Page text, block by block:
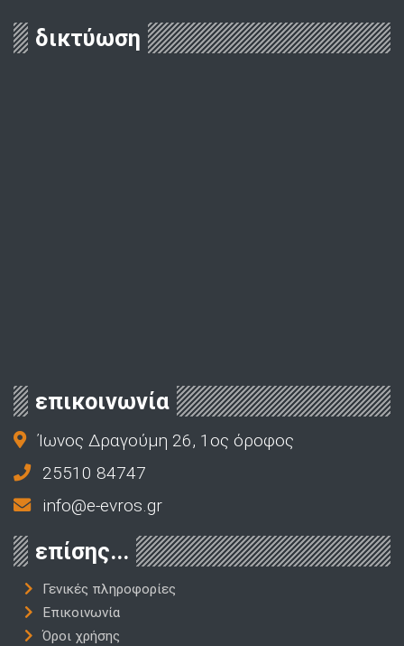
δικτύωση
επικοινωνία
Ίωνος Δραγούμη 26, 1ος όροφος
25510 84747
info@e-evros.gr
επίσης...
Γενικές πληροφορίες
Επικοινωνία
Όροι χρήσης